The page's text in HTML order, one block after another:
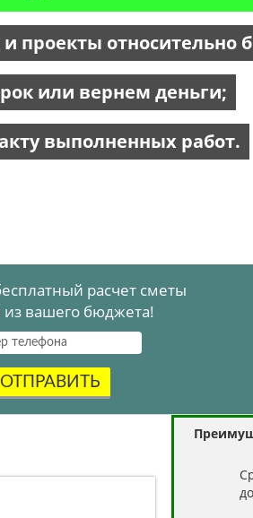
проекты относительно
или вернем деньги;
выполненных работ.
расчет сметы
из вашего бюджета!
ОТПРАВИТЬ